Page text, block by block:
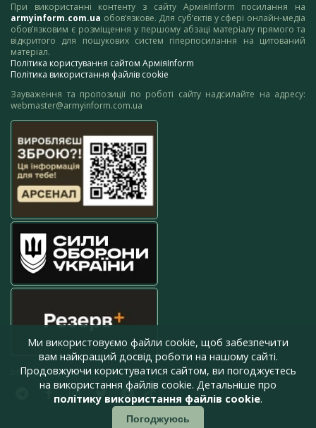
При використанні контенту з сайту АрміяInform посилання на
armyinform.com.ua обов’язкове. Для суб’єктів у сфері онлайн-медіа
обов’язковим є розміщення у першому абзаці матеріалу прямого та
відкритого для пошукових систем гіперпосилання на цитований
матеріал.
Політика користування сайтом АрміяInform
Політика використання файлів cookie
Зауваження та пропозиції по роботі сайту надсилайте на адресу:
webmaster@armyinform.com.ua
press@armyinform.com.ua
Ми використовуємо файли cookie, щоб забезпечити
вам найкращий досвід роботи на нашому сайті.
Продовжуючи користуватися сайтом, ви погоджуєтесь
на використання файлів cookie. Детальніше про
політику використання файлів cookie.
Погоджуюсь